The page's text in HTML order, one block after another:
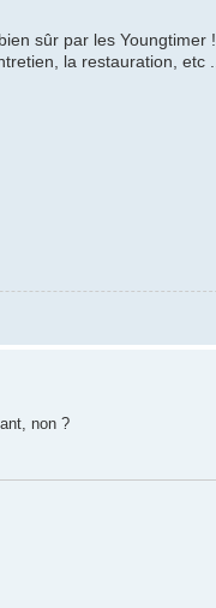
sûr par les Youngtimer !
la restauration, etc ...
non ?